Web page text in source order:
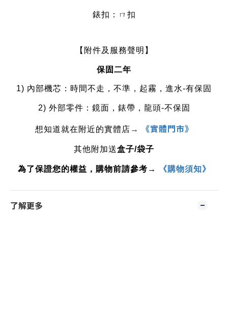
錶扣：ㄇ扣
【附件及服務聲明】
保固二年
1) 內部機芯：時間不走，不準，起霧，進水-有保固
2) 外部零件：鏡面，錶帶，龍頭-不保固
想知道就在附近的實體店 → 《實體門市》
其他附加送盒子/袋子
為了保證您的權益，購物前請參考→ 《購物須知》
了解更多